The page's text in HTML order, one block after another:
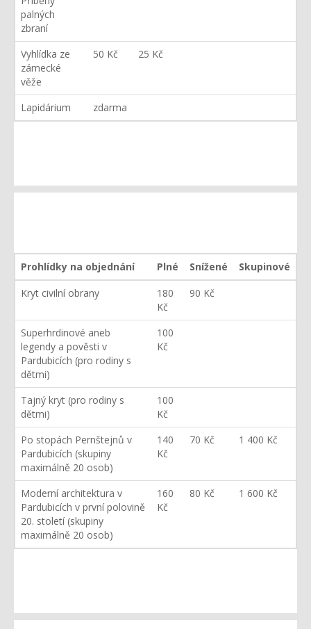
palných
zbraní
Vyhlídka ze
zámecké
věže
50 Kč 25 Kč
Lapidárium zdarma
Prohlídky na objednání Plné Snížené
Skupinové
Kryt civilní obrany
180
Kč
90 Kč
Superhrdinové aneb
legendy a pověsti v
Pardubicích (pro rodiny s
dětmi)
100
Kč
Tajný kryt (pro rodiny s
dětmi)
100
Kč
Po stopách Pernštejnů v
Pardubicích (skupiny
maximálně 20 osob)
140
Kč
70 Kč 1 400 Kč
Moderní architektura v
Pardubicích v první polovině
20. století (skupiny
maximálně 20 osob)
160
Kč
80 Kč 1 600 Kč